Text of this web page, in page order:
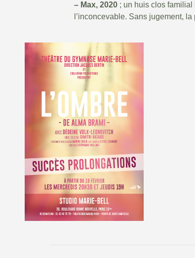
– Max, 2020 ; un huis clos familial
l’inconcevable. Sans jugement,